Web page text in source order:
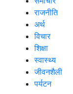
राजनीति
अर्थ
विचार
शिक्षा
स्वास्थ्य
जीवनशैली
पर्यटन